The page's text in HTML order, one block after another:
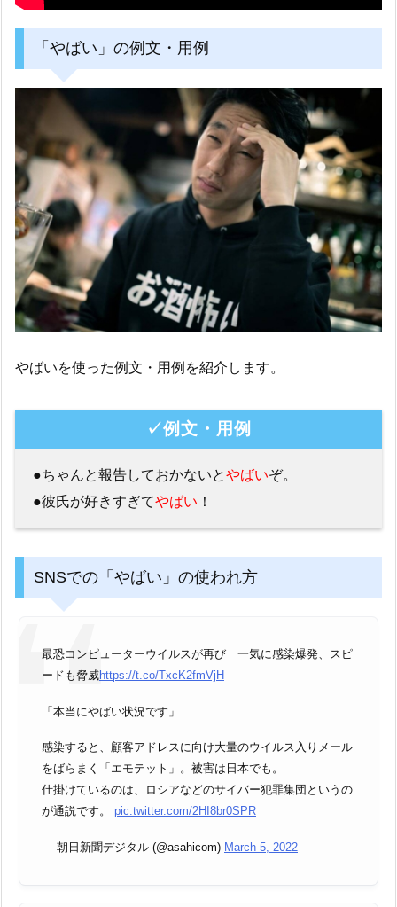
「やばい」の例文・用例
やばいを使った例文・用例を紹介します。
✓例文・用例
●ちゃんと報告しておかないとやばいぞ。
●彼氏が好きすぎてやばい ！
SNSでの「やばい」の使われ方
最恐コンピューターウイルスが再び 一気に感染爆発、スピ
ードも脅威https://t.co/TxcK2fmVjH
「本当にやばい状況です」
感染すると、顧客アドレスに向け大量のウイルス入りメール
をばらまく「エモテット」。被害は日本でも。
仕掛けているのは、ロシアなどのサイバー犯罪集団というの
が通説です。 pic.twitter.com/2HI8br0SPR
— 朝日新聞デジタル (@asahicom) March 5, 2022